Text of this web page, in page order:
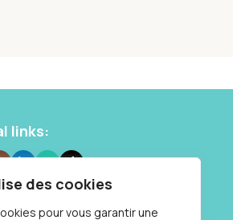
des cookies
pour vous garantir une
links: